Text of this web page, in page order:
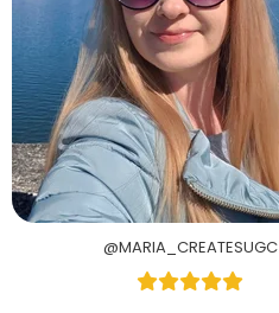
@MARIA_CREATESUGC